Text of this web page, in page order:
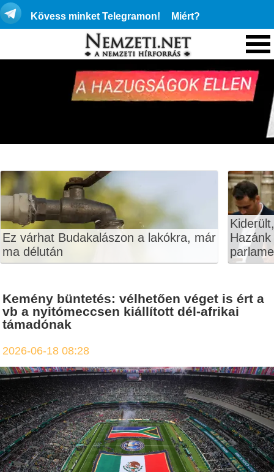
Kövess minket Telegramon! Miért?
Ez várhat Budakalászon a lakókra, már
ma délután
Kemény büntetés: vélhetően véget is ért a
vb a nyitómeccsen kiállított dél-afrikai
támadónak
2026-06-18 08:28